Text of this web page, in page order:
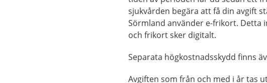
sjukvården begära att få din avgift
Sörmland använder e-frikort.
och frikort sker digitalt.
Separata högkostnadsskydd finns
Avgiften som från och med i år tas